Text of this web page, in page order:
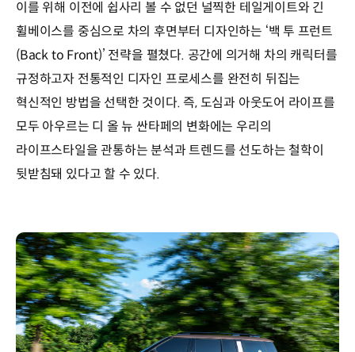
이를 위해 이전에 쉽사리 볼 수 없던 널찍한 테일게이트와 긴
휠베이스를 중심으로 차의 후면부터 디자인하는 ‘백 투 프런트
(Back to Front)’ 전략을 펼쳤다. 공간에 의거해 차의 캐릭터를
규정하고자 전통적인 디자인 프로세스를 완전히 뒤집는
혁신적인 방법을 선택한 것이다. 즉, 도심과 아웃도어 라이프를
모두 아우르는 디 올 뉴 싼타페의 변화에는 우리의
라이프스타일을 관통하는 분석과 트렌드를 선도하는 철학이
뒷받침돼 있다고 할 수 있다.